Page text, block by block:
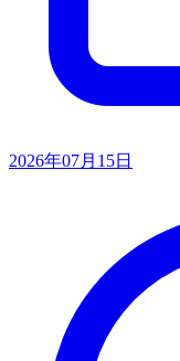
2026年07月15日